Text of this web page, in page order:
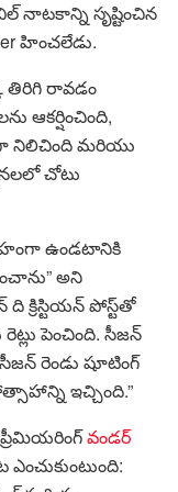
నాటకాన్ని సృష్టించిన
హించలేడు.
తిరిగి రావడం
ఆకర్షించింది,
నిలిచింది మరియు
చోటు
ఉండటానికి
అని
ది క్రిస్టియన్ పోస్ట్‌తో
పెంచింది. సీజన్
సీజన్ రెండు షూటింగ్
ఇచ్చింది.”
వండర్